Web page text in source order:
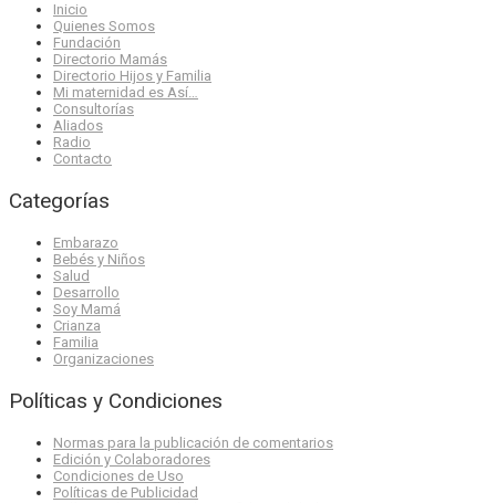
Inicio
Quienes Somos
Fundación
Directorio Mamás
Directorio Hijos y Familia
Mi maternidad es Así…
Consultorías
Aliados
Radio
Contacto
Categorías
Embarazo
Bebés y Niños
Salud
Desarrollo
Soy Mamá
Crianza
Familia
Organizaciones
Políticas y Condiciones
Normas para la publicación de comentarios
Edición y Colaboradores
Condiciones de Uso
Políticas de Publicidad